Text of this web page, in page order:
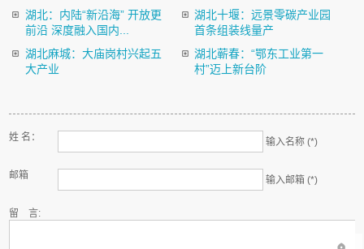
湖北：内陆“新沿海” 开放更
前沿 深度融入国内...
湖北十堰：远景零碳产业园
首条组装线量产
湖北麻城：大庙岗村兴起五
大产业
湖北蕲春：“鄂东工业第一
村”迈上新台阶
姓 名： 输入名称 (*)
邮箱 输入邮箱 (*)
留 言: